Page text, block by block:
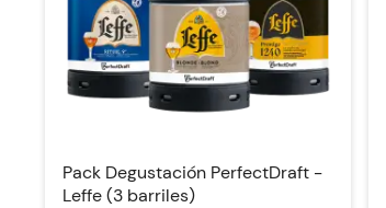
Pack Degustación PerfectDraft -
Leffe (3 barriles)